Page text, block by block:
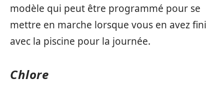
modèle qui peut être programmé pour se
mettre en marche lorsque vous en avez fini
avec la piscine pour la journée.
Chlore